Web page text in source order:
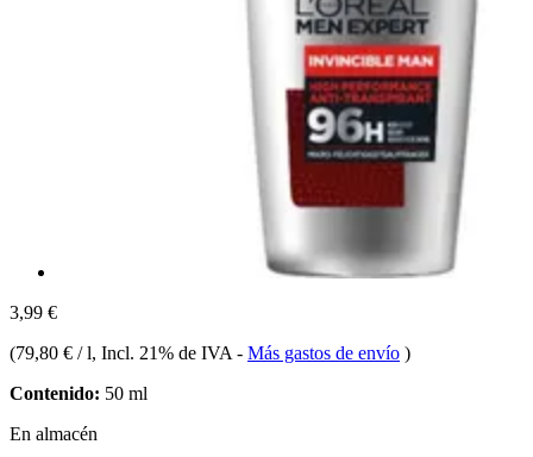
3,99 €
(79,80 € / l, Incl. 21% de IVA - Más gastos de envío )
Contenido: 50 ml
En almacén